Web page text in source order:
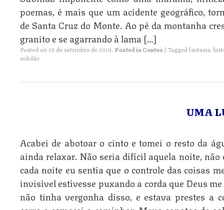
poemas, é mais que um acidente geográfico,
de Santa Cruz do Monte. Ao pé da montanha
granito e se agarrando à lama […]
Posted on 19 de setembro de 2010. Posted inContos | Taggedfantasia,
solidão
UMA
Acabei de abotoar o cinto e tomei o resto da
ainda relaxar. Não seria difícil aquela noite,
cada noite eu sentia que o controle das coisas
invisível estivesse puxando a corda que Deus
não tinha vergonha disso, e estava prestes a